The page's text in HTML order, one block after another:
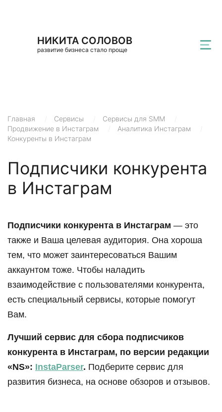
НИКИТА СОЛОВОВ
развитие бизнеса стало проще
Главная Сервисы Сервисы для SMM
Продвижение в Инстаграм
Аналитика Инстаграм
Конкуренты в Инстаграм
Подписчики конкурента
в Инстаграм
Подписчики конкурента в Инстаграм — это
также и Ваша целевая аудитория. Она хороша
тем, что может заинтересоваться Вашим
аккаунтом тоже. Чтобы наладить
взаимодействие с пользователями конкурента,
есть специальный сервисы, которые помогут
Вам.
Лучший сервис для сбора подписчиков
конкурента в Инстаграм, по версии редакции
«NS»: InstaParser. Подберите сервис для
развития бизнеса, на основе обзоров и отзывов.